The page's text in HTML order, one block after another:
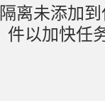
隔离未添加
件以加快任